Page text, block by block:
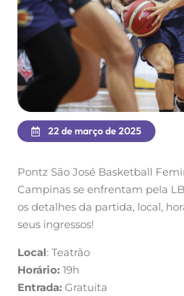
22 de março de 2025
Pontz São José Basketball
Campinas se enfrentam pela
os detalhes da partida, local,
seus ingressos!
Local: Teatrão
Horário: 19h
Entrada: Gratuita